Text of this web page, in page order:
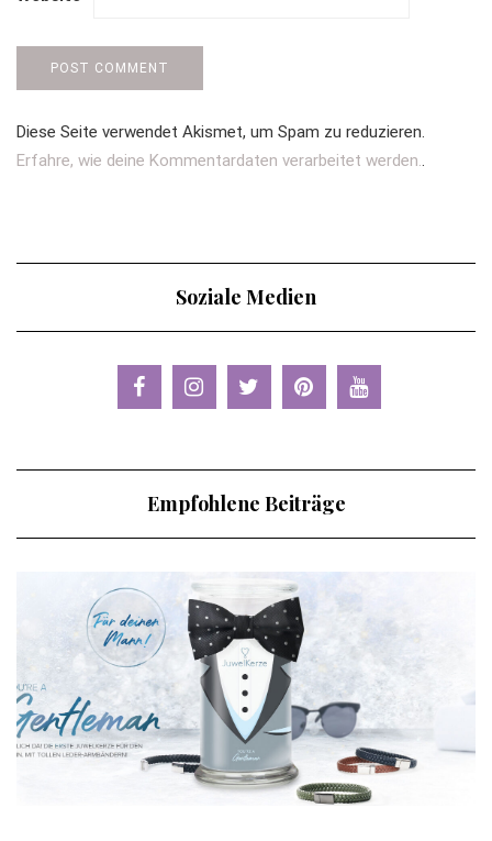
Diese Seite verwendet Akismet, um Spam zu reduzieren.
Erfahre, wie deine Kommentardaten verarbeitet werden..
Soziale Medien
Empfohlene Beiträge